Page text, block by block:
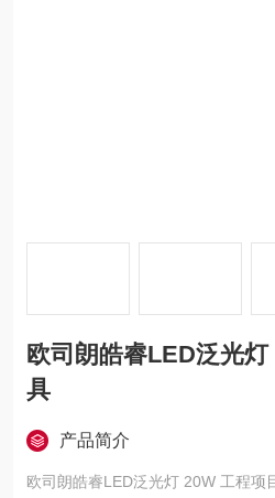
欧司朗皓睿LED泛光
具
产品简介
欧司朗皓睿LED泛光灯 20W 工程项